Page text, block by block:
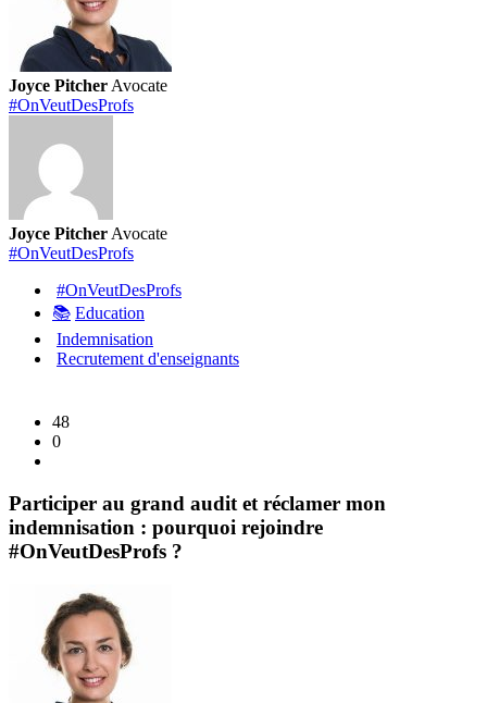
Joyce Pitcher Avocate
#OnVeutDesProfs
Joyce Pitcher Avocate
#OnVeutDesProfs
#OnVeutDesProfs
📚 Education
Indemnisation
Recrutement d'enseignants
48
0
Participer au grand audit et réclamer mon
indemnisation : pourquoi rejoindre
#OnVeutDesProfs ?